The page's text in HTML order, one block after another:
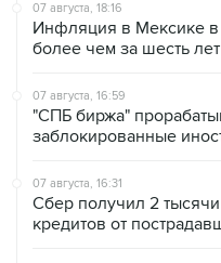
07 августа, 18:16
Инфляция в Мексике
более чем за шесть лет
07 августа, 16:59
"СПБ биржа"
заблокированные
07 августа, 16:31
Сбер получил 2
кредитов от